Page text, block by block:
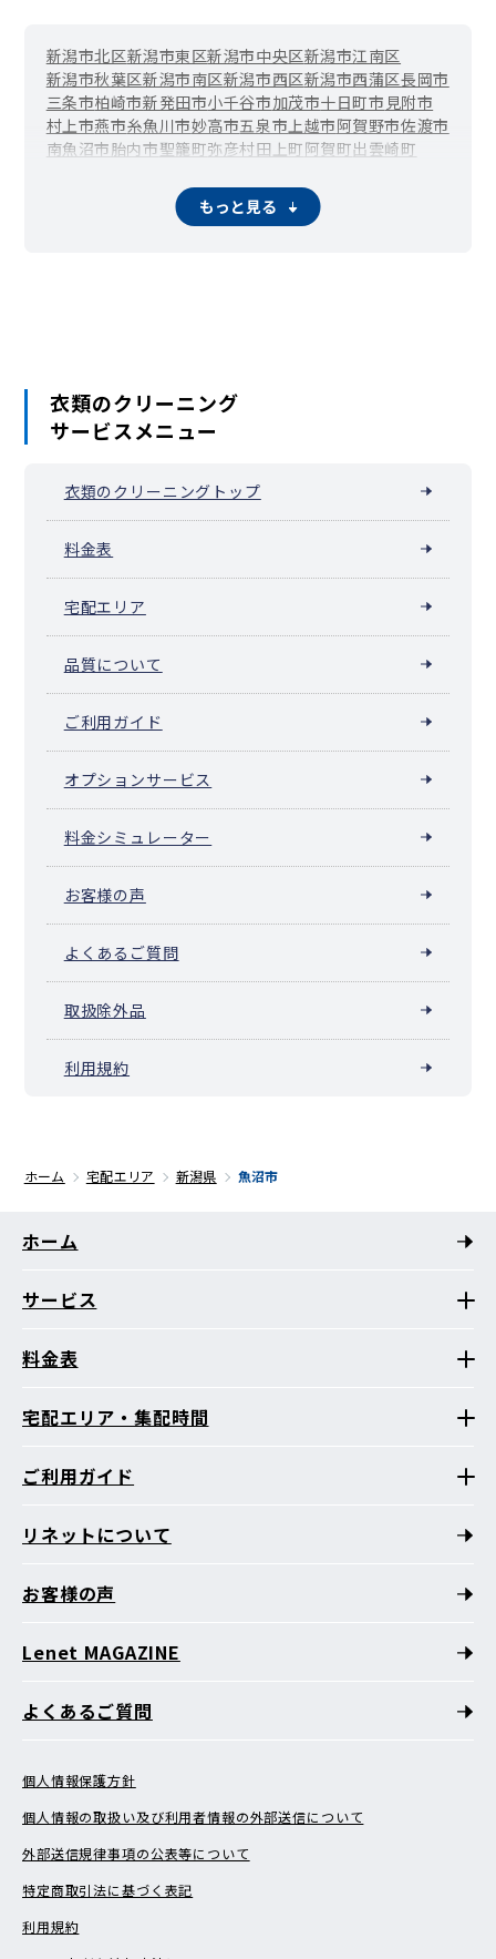
新潟市北区新潟市東区新潟市中央区新潟市江南区
新潟市秋葉区新潟市南区新潟市西区新潟市西蒲区長岡市
三条市柏崎市新発田市小千谷市加茂市十日町市 見附市
村上市燕市糸魚川市妙高市五泉市 上越市阿賀野市佐渡市
南魚沼市胎内市聖籠町弥彦村田上町阿賀町出雲崎町
もっと見る
衣類のクリーニング
サービスメニュー
衣類のクリーニングトップ
料金表
宅配エリア
品質について
ご利用ガイド
オプションサービス
料金シミュレーター
お客様の声
よくあるご質問
取扱除外品
利用規約
ホーム 宅配エリア 新潟県 魚沼市
ホーム
サービス
料金表
宅配エリア・集配時間
ご利用ガイド
リネットについて
お客様の声
Lenet MAGAZINE
よくあるご質問
個人情報保護方針
個人情報の取扱い及び利用者情報の外部送信について
外部送信規律事項の公表等について
特定商取引法に基づく表記
利用規約